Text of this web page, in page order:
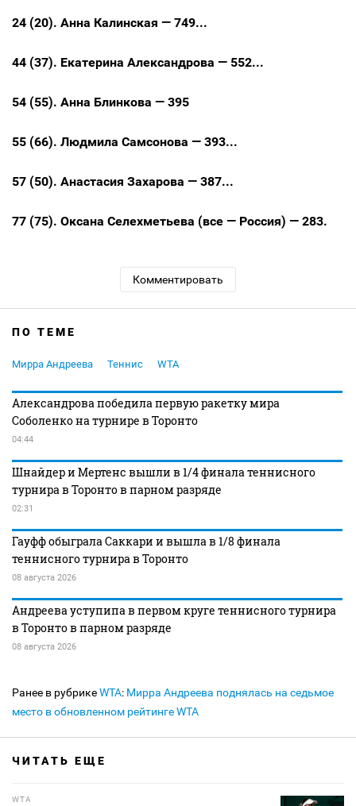
24 (20). Анна Калинская — 749...
44 (37). Екатерина Александрова — 552...
54 (55). Анна Блинкова — 395
55 (66). Людмила Самсонова — 393...
57 (50). Анастасия Захарова — 387...
77 (75). Оксана Селехметьева (все — Россия) — 283.
Комментировать
ПО ТЕМЕ
Мирра Андреева Теннис WTA
Александрова победила первую ракетку мира
Соболенко на турнире в Торонто
04:44
Шнайдер и Мертенс вышли в 1/4 финала теннисного
турнира в Торонто в парном разряде
02:31
Гауфф обыграла Саккари и вышла в 1/8 финала
теннисного турнира в Торонто
08 августа 2026
Андреева уступипа в первом круге теннисного турнира
в Торонто в парном разряде
08 августа 2026
Ранее в рубрикеWTA: Мирра Андреева поднялась на седьмое
место в обновленном рейтинге WTA
ЧИТАТЬ ЕЩЕ
WTA